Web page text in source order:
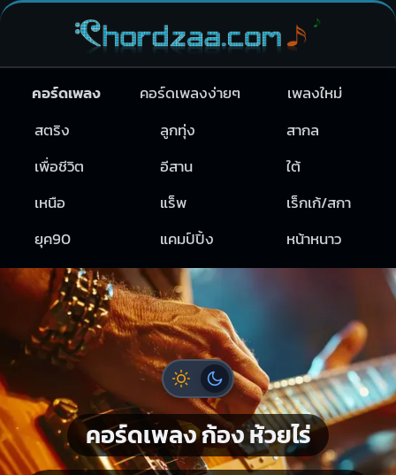
คอร์ดเพลง คอร์ดเพลงง่ายๆ
เพลงใหม่
สตริง
ลูกทุ่ง
สากล
เพื่อชีวิต
อีสาน
ใต้
เหนือ
แร็พ
เร็กเก้/สกา
ยุค90
แคมป์ปิ้ง หน้าหนาว
คอร์ดเพลง ก้อง ห้วยไร่